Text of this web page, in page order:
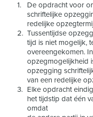
De opdracht voor
schriftelijke
redelijke
Tussentijdse
tijd is niet mogelijk,
overeengekomen.
opzegmogelijkheid
opzegging
van een redelijke
Elke opdracht
het tijdstip dat één
omdat